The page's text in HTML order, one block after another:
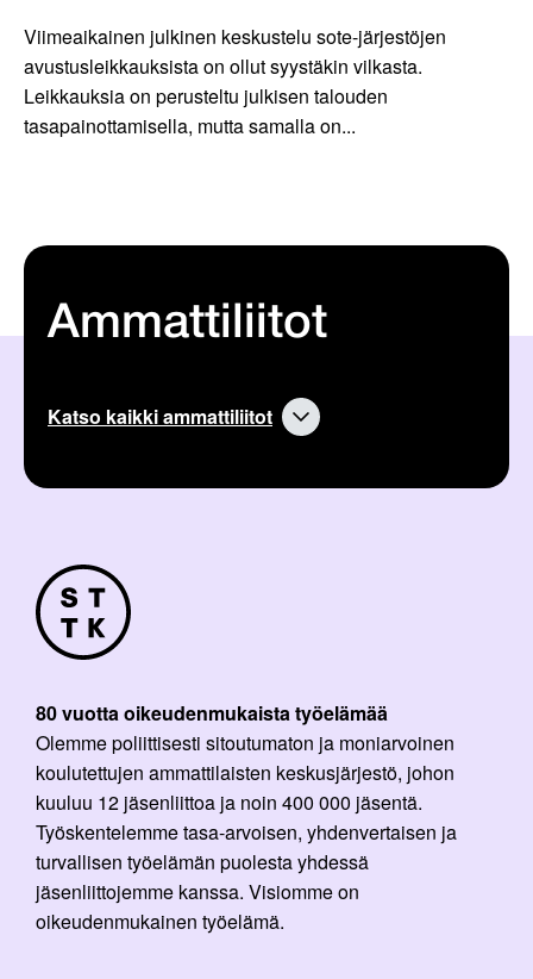
Viimeaikainen julkinen keskustelu sote-järjestöjen
avustusleikkauksista on ollut syystäkin vilkasta.
Leikkauksia on perusteltu julkisen talouden
tasapainottamisella, mutta samalla on...
Ammattiliitot
Katso kaikki ammattiliitot
80 vuotta oikeudenmukaista työelämää
Olemme poliittisesti sitoutumaton ja moniarvoinen
koulutettujen ammattilaisten keskusjärjestö, johon
kuuluu 12 jäsenliittoa ja noin 400 000 jäsentä.
Työskentelemme tasa-arvoisen, yhdenvertaisen ja
turvallisen työelämän puolesta yhdessä
jäsenliittojemme kanssa. Visiomme on
oikeudenmukainen työelämä.